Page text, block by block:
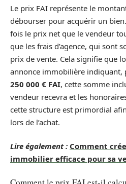
Le prix FAI représente le
débourser pour acquérir un
fois le prix net que le vendeur
que les frais d’agence, qui sont
prix de vente. Cela signifie que
annonce immobilière indiquant,
250 000 € FAI, cette somme
vendeur recevra et les
cette structure est primordial
lors de l’achat.
Lire également : Comment
immobilier efficace pour sa